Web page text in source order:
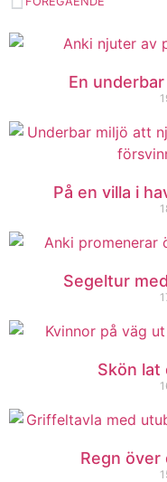
En
På en villa i
Segeltur
Skön lat
Regn över